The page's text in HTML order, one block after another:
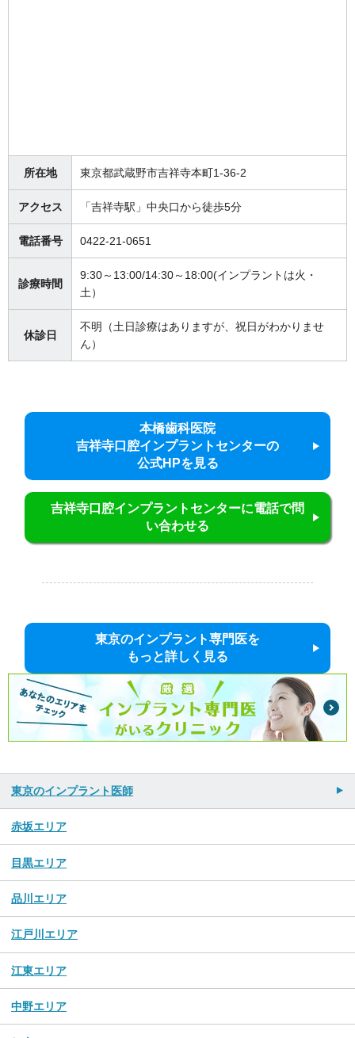
所在地 東京都武蔵野市吉祥寺本町1-36-2
アクセス 「吉祥寺駅」中央口から徒歩5分
電話番号 0422-21-0651
診療時間
9:30～13:00/14:30～18:00(インプラントは火・
土）
休診日
不明（土日診療はありますが、祝日がわかりませ
ん）
本橋歯科医院
吉祥寺口腔インプラントセンターの
公式HPを見る
吉祥寺口腔インプラントセンターに電話で問
い合わせる
東京のインプラント専門医を
もっと詳しく見る
東京のインプラント医師
赤坂エリア
目黒エリア
品川エリア
江戸川エリア
江東エリア
中野エリア